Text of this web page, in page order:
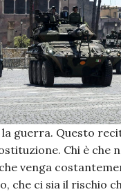
guerra. Questo
Chi è che
venga
che ci sia il rischio